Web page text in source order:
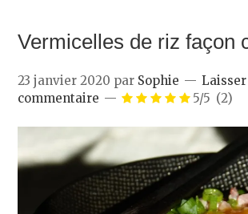
Vermicelles de riz façon
23 janvier 2020 par Sophie
commentaire
5/5 (2)